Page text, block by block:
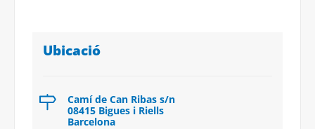
Ubicació
Camí de Can Ribas s/n
08415 Bigues i Riells
Barcelona